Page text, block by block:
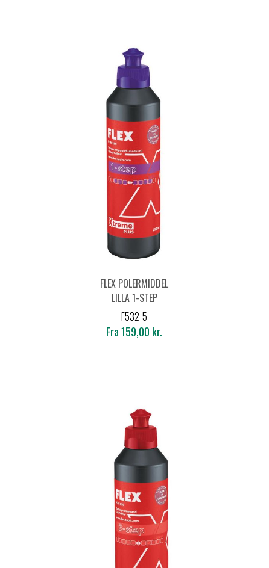
FLEX POLERMIDDEL
LILLA 1-STEP
F532-5
Fra 159,00 kr.